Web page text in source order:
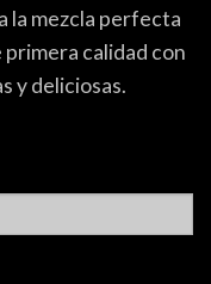
la mezcla perfecta
calidad con
y deliciosas.